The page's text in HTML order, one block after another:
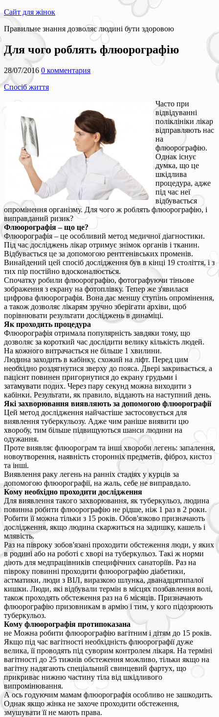
Сайт для жінок
Правильне знання дозволяє людині бути здоровою
Для чого роблять флюорографію
28/07/2016 0 комментария
Спосіб життя
Часто при
відвідуванні
поліклініки лікар
відправляють нас
на
флюорографію.
Однак існує
думка, що це
шкідлива
процедура, адже
під час неї
відбувається
опромінення організму. Для чого ж роблять флюорографію, і
виправданий ризик?
Флюорографія – що це?
Флюорографія – це особливий метод медичної діагностики.
Під час досліджень лікар отримує знімок органів і тканин.
Відбувається це за допомогою рентгенівських променів.
Винайдений цей спосіб дослідження був в кінці 19 століття, і з
тих пір постійно вдосконалюється.
Спочатку робили флюорографію, фотографуючи тіньове
зображення з екрану на фотоплівку. Тепер же з'явилася
цифрова флюорографія. Вона дає меншу ступінь опромінення,
а також дозволяє лікарям зручно зберігати архіви, щоб
порівнювати результати досліджень в динаміці.
Як проходить процедура
Флюорографія отримала популярність завдяки тому, що
дозволяє за короткий час дослідити велику кількість людей.
На кожного витрачається не більше 1 хвилини.
Людина заходить в кабінку, схожий на ліфт. Перед цим
необхідно роздягнутися зверху до пояса. Двері закривається, а
пацієнт повинен пригорнутися до екрану грудьми і
затамувати подих. Через пару секунд можна виходити з
кабінки. Результати, як правило, віддають на наступний день.
Які захворювання виявляють за допомогою флюорографії
Цей метод дослідження найчастіше застосовується для
виявлення туберкульозу. Адже чим раніше виявити цю
хворобу, тим більше підвищуються шанси людини на
одужання.
Проте виявляє флюорограм та інші хвороби легень: запалення,
новоутворення, наявність сторонніх предметів, фіброз, кистоз
та інші.
Виявлення раку легень на ранніх стадіях у курців за
допомогою флюорографії, на жаль, себе не виправдало.
Кому необхідно проходити дослідження
Для виявлення такого захворювання, як туберкульоз, людина
повинна робити флюорографію не рідше, ніж 1 раз в 2 роки.
Робити її можна тільки з 15 років. Обов'язково призначають
дослідження, якщо людина скаржиться на задишку, кашель і
млявість.
Раз на півроку зобов'язані проходити обстеження люди, у яких
в родині або на роботі є хворі на туберкульоз. Такі ж норми
діють для медпрацівників специфічних санаторіїв. Раз на
півроку повинні проходити флюорографію діабетики,
астматики, люди з ВІЛ, виразкою шлунка, дванадцятипалої
кишки. Люди, які відбували термін в місцях позбавлення волі,
також проходять обстеження раз на 6 місяців. Призначають
флюорографію призовникам в армію і тим, у кого підозрюють
туберкульоз.
Кому флюорографія протипоказана
не Можна робити флюорографію вагітним і дітям до 15 років.
Якщо під час вагітності необхідність флюорографії дуже
велика, її проводять під суворим контролем лікаря. На терміні
вагітності до 25 тижнів обстеження можливо, тільки якщо на
вагітну надягають спеціальний свинцевий фартух, що
прикриває нижню частину тіла від шкідливого
випромінювання.
А ось годуючим мамам флюорографія особливо не зашкодить.
Однак якщо жінка не захоче проходити обстеження,
змушувати її не мають права.